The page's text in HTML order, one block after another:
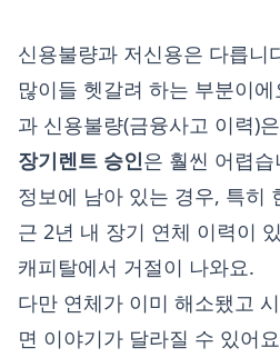
신용불량과 저신용은 다릅니
많이들 헷갈려 하는 부분이
과 신용불량(금융사고 이력)
장기렌트 승인은 훨씬 어렵
정보에 남아 있는 경우, 특히
근 2년 내 장기 연체 이력이
캐피탈에서 거절이 나와요.
다만 연체가 이미 해소됐고
면 이야기가 달라질 수 있어